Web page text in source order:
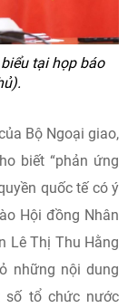
tại họp báo
Bộ Ngoại giao,
biết “phản ứng
quốc tế có ý
Hội đồng Nhân
Lê Thị Thu Hằng
những nội dung
số tổ chức nước